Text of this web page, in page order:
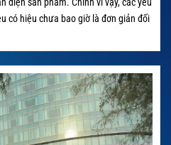
diện sản phẩm. Chính vì vậy, các yêu
có hiệu chưa bao giờ là đơn giản đối